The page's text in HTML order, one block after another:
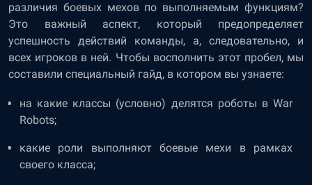
различия боевых мехов по выполняемым функциям?
Это важный аспект, который предопределяет
успешность действий команды, а, следовательно, и
всех игроков в ней. Чтобы восполнить этот пробел, мы
составили специальный гайд, в котором вы узнаете:
на какие классы (условно) делятся роботы в War
Robots;
какие роли выполняют боевые мехи в рамках
своего класса;